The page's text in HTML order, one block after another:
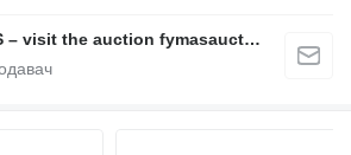
Fymas Auctions ApS – visit the auction fymasauctions.dk